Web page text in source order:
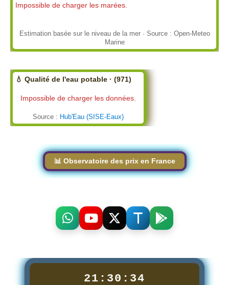
Impossible de charger les marées.
Estimation basée sur le niveau de la mer · Source : Open-Meteo
Marine
💧 Qualité de l'eau potable · (971)
Impossible de charger les données.
Source : Hub'Eau (SISE-Eaux)
📊 Observatoire des prix en France
21:30:36